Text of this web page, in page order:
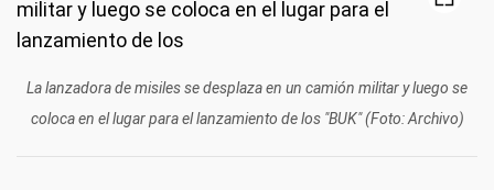
La lanzadora de misiles se desplaza en un camión militar y luego se
coloca en el lugar para el lanzamiento de los "BUK" (Foto: Archivo)